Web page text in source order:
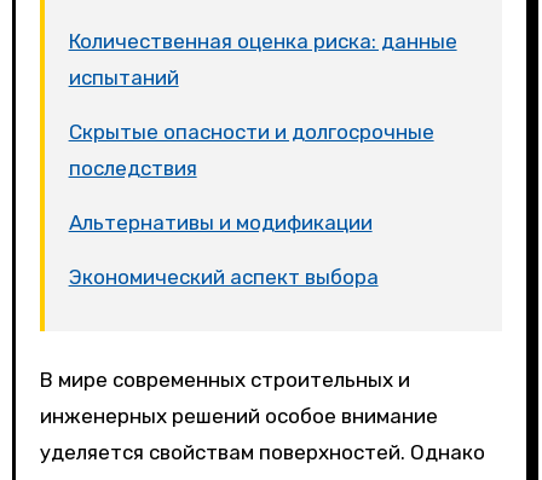
Количественная оценка риска: данные
испытаний
Скрытые опасности и долгосрочные
последствия
Альтернативы и модификации
Экономический аспект выбора
В мире современных строительных и
инженерных решений особое внимание
уделяется свойствам поверхностей. Однако